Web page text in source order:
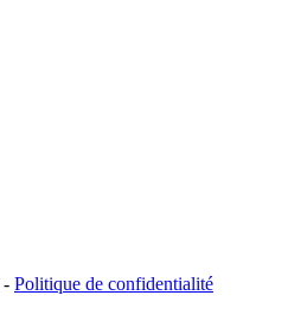
- Politique de confidentialité